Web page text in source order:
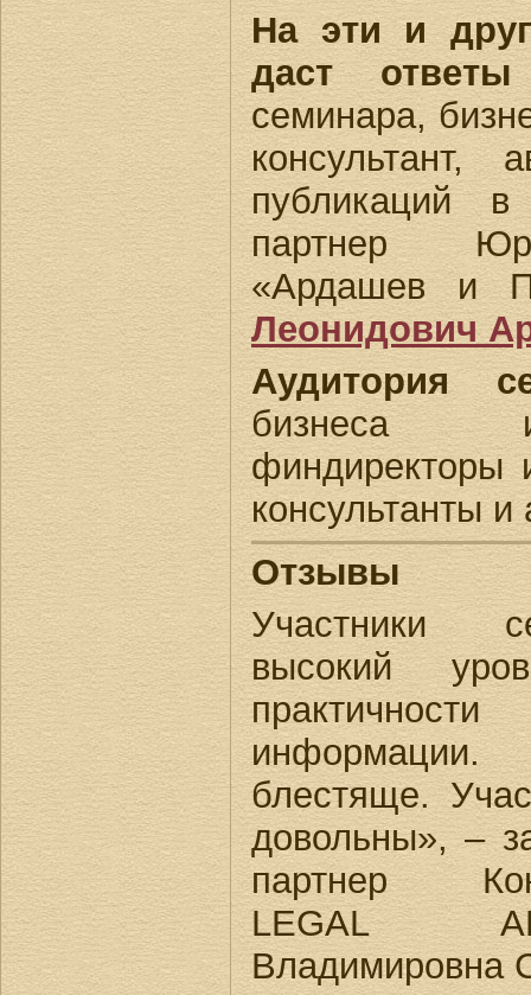
На эти и
даст ответы
семинара,
консультант,
публикаций
партнер
«Ардашев и
Леонидович
Аудитория
бизнеса и
финдиректоры
консультанты
Отзывы
Участники
высокий
блестяще.
довольны», –
партнер
LEGAL
Владимировна